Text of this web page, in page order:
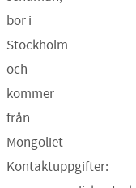
bor i
Stockholm
och
kommer
från
Mongoliet
Kontaktuppgifter: